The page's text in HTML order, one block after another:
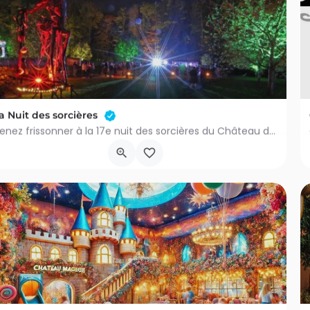
Nuit des sorcières
Venez frissonner à la 17e nuit des sorcières du Château de Jehay ! Oserez-vous emprunter les sentiers de…
16 octobre 2026 17h00 - 18h00